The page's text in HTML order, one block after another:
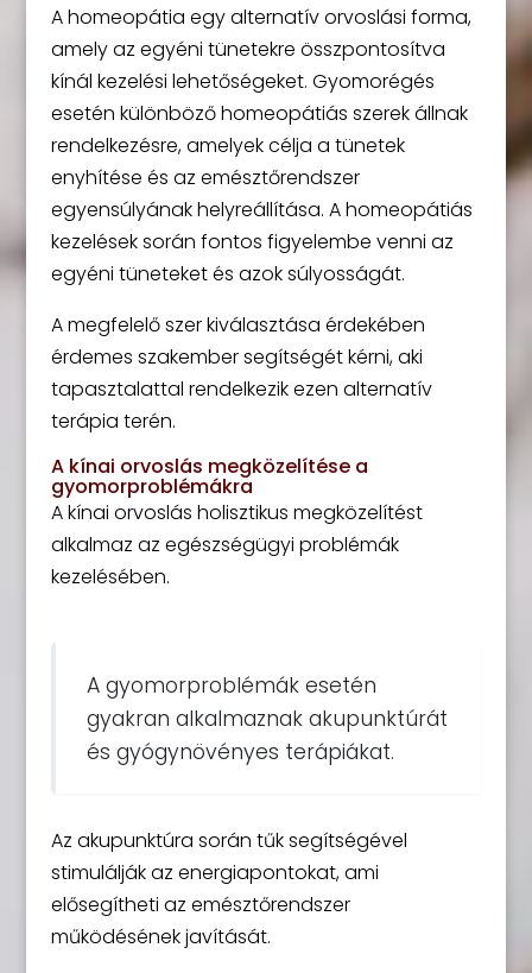
A homeopátia egy alternatív orvoslási forma,
amely az egyéni tünetekre összpontosítva
kínál kezelési lehetőségeket. Gyomorégés
esetén különböző homeopátiás szerek állnak
rendelkezésre, amelyek célja a tünetek
enyhítése és az emésztőrendszer
egyensúlyának helyreállítása. A homeopátiás
kezelések során fontos figyelembe venni az
egyéni tüneteket és azok súlyosságát.
A megfelelő szer kiválasztása érdekében
érdemes szakember segítségét kérni, aki
tapasztalattal rendelkezik ezen alternatív
terápia terén.
A kínai orvoslás megközelítése a
gyomorproblémákra
A kínai orvoslás holisztikus megközelítést
alkalmaz az egészségügyi problémák
kezelésében.
A gyomorproblémák esetén
gyakran alkalmaznak akupunktúrát
és gyógynövényes terápiákat.
Az akupunktúra során tűk segítségével
stimulálják az energiapontokat, ami
elősegítheti az emésztőrendszer
működésének javítását.